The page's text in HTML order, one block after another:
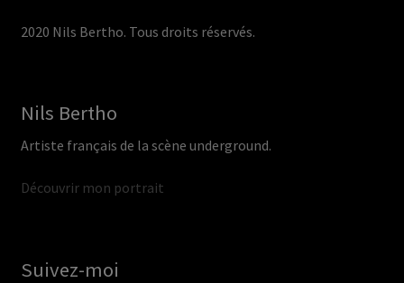
2020 Nils Bertho. Tous droits réservés.
Nils Bertho
Artiste français de la scène underground.
Découvrir mon portrait
Suivez-moi